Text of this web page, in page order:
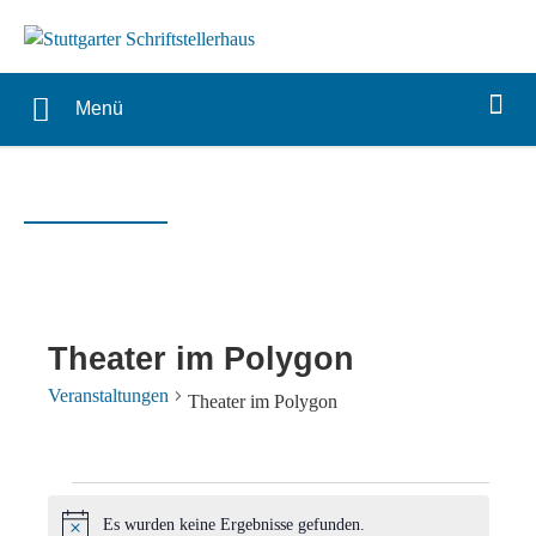
Menü
Theater im Polygon
Veranstaltungen Theater im Polygon
Veranstaltungen
Es wurden keine Ergebnisse gefunden.